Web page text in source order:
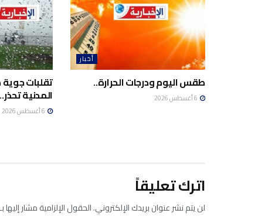
أخبار
طقس اليوم ودرجات الحرارة.. تقلبات
المدنية تحذر..
اترك تعليقاً
لن يتم نشر عنوان بريدك الإلكتروني.الحقول الإلزامية مشار إليها